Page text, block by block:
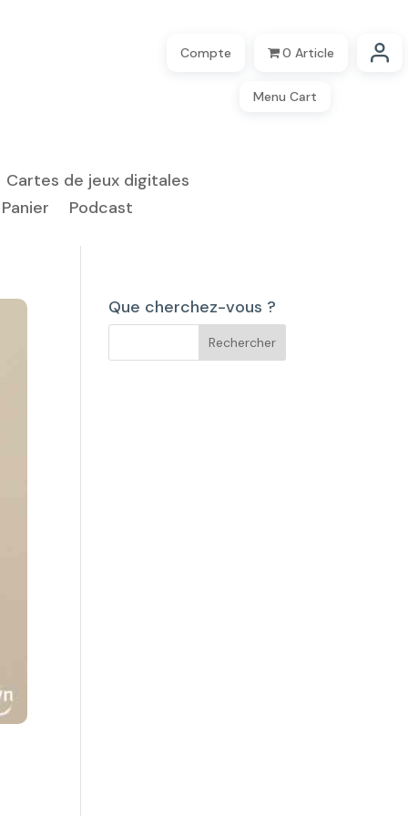
Compte 0 Article
Menu Cart
Cartes de jeux digitales
Panier
Podcast
Que cherchez-vous ?